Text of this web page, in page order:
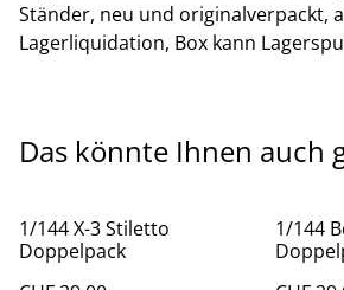
Ständer, neu und originalverpackt,
Lagerliquidation, Box kann
Das könnte Ihnen auch
1/144 X-3 Stiletto
Doppelpack
1/144